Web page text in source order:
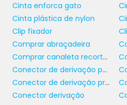
Além disso, com a
evolução, é
necessitem atualizar
cabeamento para
demanda. As
tornam esse
permitindo que as
rapidamente às
Cinta enforca gato
Cinta plástica de nylon
Clip fixador
Comprar abraçadeira
Comprar canaleta recorte aberto
Conector de derivação para eletrofita
Conector de derivação preço
Conector derivação